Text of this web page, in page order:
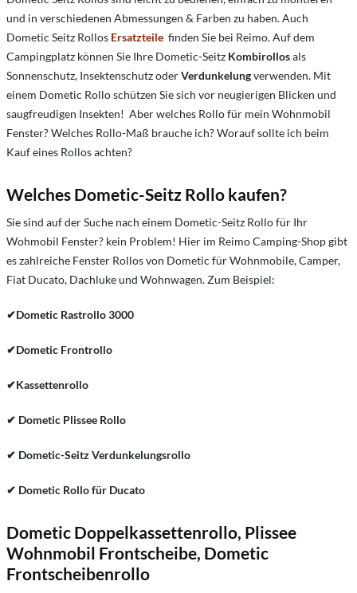
und in verschiedenen Abmessungen & Farben zu haben. Auch
Dometic Seitz Rollos Ersatzteile finden Sie bei Reimo. Auf dem
Campingplatz können Sie Ihre Dometic-Seitz Kombirollosals
Sonnenschutz, Insektenschutz oderVerdunkelungverwenden. Mit
einem Dometic Rollo schützen Sie sich vor neugierigen Blicken und
saugfreudigen Insekten! Aber welches Rollo für mein Wohnmobil
Fenster? Welches Rollo-Maß brauche ich? Worauf sollte ich beim
Kauf eines Rollos achten?
Welches Dometic-Seitz Rollo kaufen?
Sie sind auf der Suche nach einem Dometic-Seitz Rollo für Ihr
Wohmobil Fenster? kein Problem! Hier im Reimo Camping-Shop gibt
es zahlreiche Fenster Rollos von Dometic für Wohnmobile, Camper,
Fiat Ducato, Dachluke und Wohnwagen. Zum Beispiel:
✔Dometic Rastrollo 3000
✔Dometic Frontrollo
✔Kassettenrollo
✔ Dometic Plissee Rollo
✔ Dometic-Seitz Verdunkelungsrollo
✔ Dometic Rollo für Ducato
Dometic Doppelkassettenrollo, Plissee
Wohnmobil Frontscheibe, Dometic
Frontscheibenrollo